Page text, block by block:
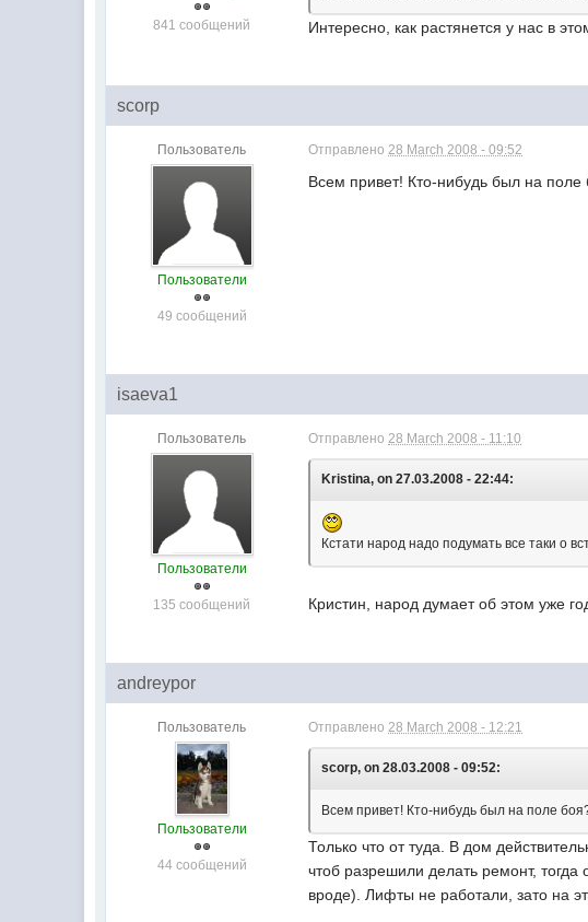
841 сообщений Интересно, как растянется у нас в
scorp
Пользователь
Пользователи
49 сообщений
Отправлено28 March 2008 - 09:52
Всем привет! Кто-нибудь был на
isaeva1
Пользователь
Пользователи
135 сообщений
Отправлено28 March 2008 - 11:10
Kristina, on 27.03.2008 - 22:44:
Кстати народ надо подумать все таки о
Кристин, народ думает об этом уже
andreypor
Пользователь
Пользователи
44 сообщений
Отправлено28 March 2008 - 12:21
scorp, on 28.03.2008 - 09:52:
Всем привет! Кто-нибудь был на поле
Только что от туда. В дом
чтоб разрешили делать ремонт,
вроде). Лифты не работали, зато на